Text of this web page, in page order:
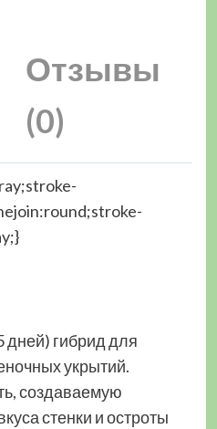
Отзывы
(0)
дней) гибрид для
укрытий.
создаваемую
стенки и остроты